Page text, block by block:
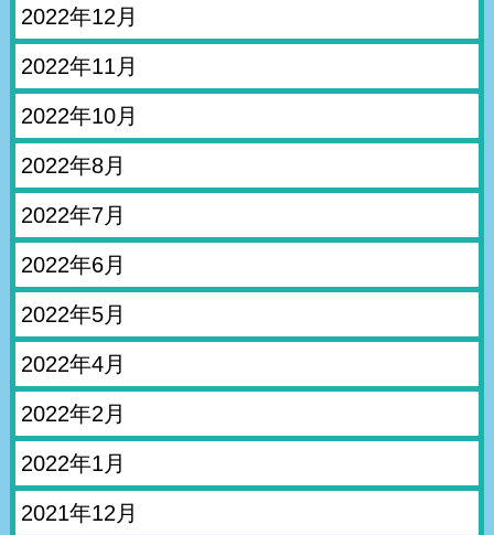
2022年12月
2022年11月
2022年10月
2022年8月
2022年7月
2022年6月
2022年5月
2022年4月
2022年2月
2022年1月
2021年12月